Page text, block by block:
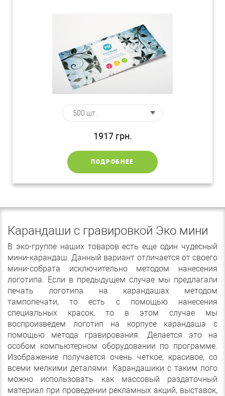
1917 грн.
ПОДРОБНЕЕ
Карандаши с гравировкой Эко мини
В эко-группе наших товаров есть еще один чудесный
мини-карандаш. Данный вариант отличается от своего
мини-собрата исключительно методом нанесения
логотипа. Если в предыдущем случае мы предлагали
печать логотипа на карандашах методом
тампопечати, то есть с помощью нанесения
специальных красок, то в этом случае мы
воспроизведем логотип на корпусе карандаша с
помощью метода гравирования. Делается это на
особом компьютерном оборудовании по программе.
Изображение получается очень четкое, красивое, со
всеми мелкими деталями. Карандашики с таким лого
можно использовать как массовый раздаточный
материал при проведении рекламных акций, выставок,